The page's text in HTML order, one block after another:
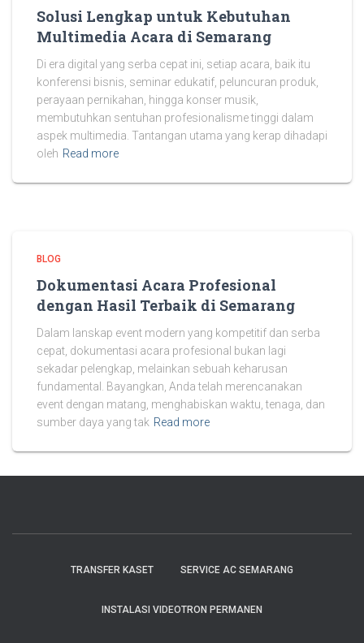
Solusi Lengkap untuk Kebutuhan
Multimedia Acara di Semarang
Di era digital yang serba cepat ini, setiap acara, baik itu
konferensi bisnis, seminar edukatif, peluncuran produk,
perayaan pernikahan, hingga konser musik,
membutuhkan sentuhan profesionalisme tinggi dalam
aspek multimedia. Tantangan utama yang kerap dihadapi
oleh Read more
BLOG
Dokumentasi Acara Profesional
dengan Hasil Terbaik di Semarang
Dalam lanskap event modern yang kompetitif dan serba
cepat, dokumentasi acara profesional bukan lagi
sekadar pelengkap, melainkan sebuah keharusan
fundamental. Bayangkan, Anda telah merencanakan
event dengan matang, menghabiskan waktu, tenaga, dan
sumber daya yang tak Read more
TRANSFER KASET SERVICE AC SEMARANG
INSTALASI VIDEOTRON PERMANEN